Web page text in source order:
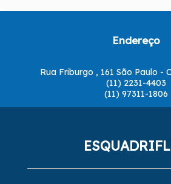
Endereço
Rua Friburgo , 161 São Paulo -
(11) 2231-4403
(11) 97311-1806